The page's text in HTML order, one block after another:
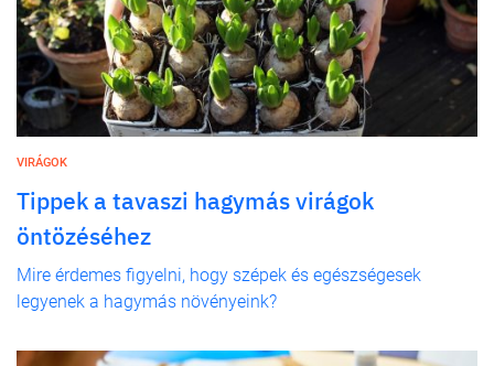
VIRÁGOK
Tippek a tavaszi hagymás virágok
öntözéséhez
Mire érdemes figyelni, hogy szépek és egészségesek
legyenek a hagymás növényeink?